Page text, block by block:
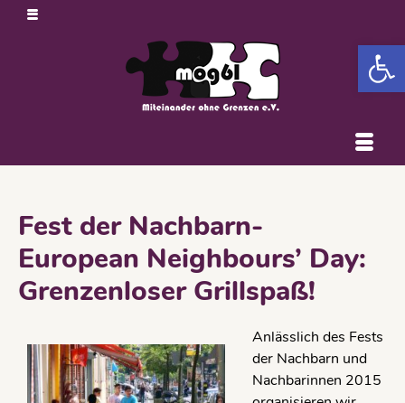
Fest der Nachbarn-
European Neighbours’ Day:
Grenzenloser Grillspaß!
Anlässlich des Fests
der Nachbarn und
Nachbarinnen 2015